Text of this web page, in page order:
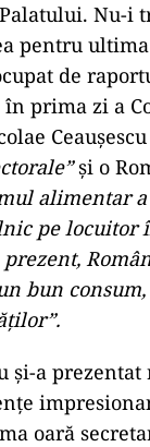
Nu-i
pentru
de
în prima zi a
și o
alimentar
pe locuitor
bun
şi-a
oară